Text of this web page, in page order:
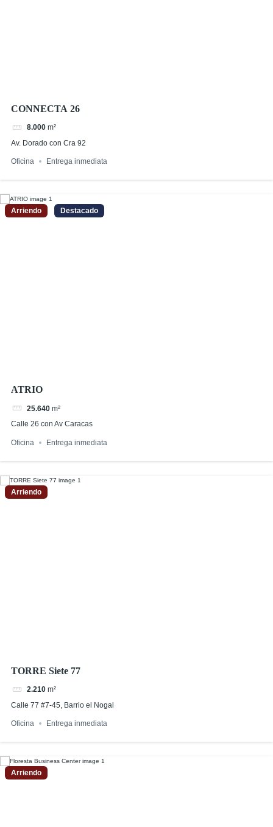
CONNECTA 26
8.000 m²
Av. Dorado con Cra 92
Oficina Entrega inmediata
Arriendo Destacado
ATRIO
25.640 m²
Calle 26 con Av Caracas
Oficina Entrega inmediata
Arriendo
TORRE Siete 77
2.210 m²
Calle 77 #7-45, Barrio el Nogal
Oficina Entrega inmediata
Arriendo